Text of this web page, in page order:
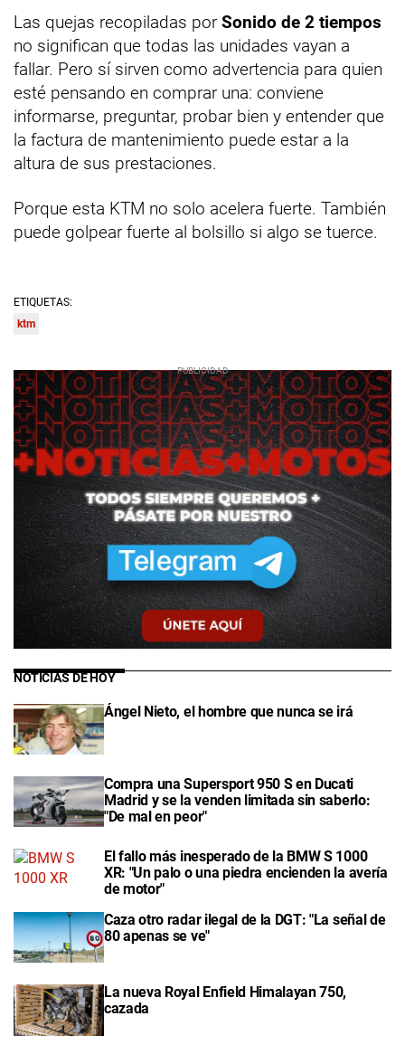
Las quejas recopiladas por Sonido de 2 tiempos
no significan que todas las unidades vayan a
fallar. Pero sí sirven como advertencia para quien
esté pensando en comprar una: conviene
informarse, preguntar, probar bien y entender que
la factura de mantenimiento puede estar a la
altura de sus prestaciones.
Porque esta KTM no solo acelera fuerte. También
puede golpear fuerte al bolsillo si algo se tuerce.
ETIQUETAS:
ktm
NOTICIAS DE HOY
Ángel Nieto, el hombre que nunca se irá
Compra una Supersport 950 S en Ducati
Madrid y se la venden limitada sin saberlo:
"De mal en peor"
El fallo más inesperado de la BMW S 1000
XR: "Un palo o una piedra encienden la avería
de motor"
Caza otro radar ilegal de la DGT: "La señal de
80 apenas se ve"
La nueva Royal Enfield Himalayan 750,
cazada